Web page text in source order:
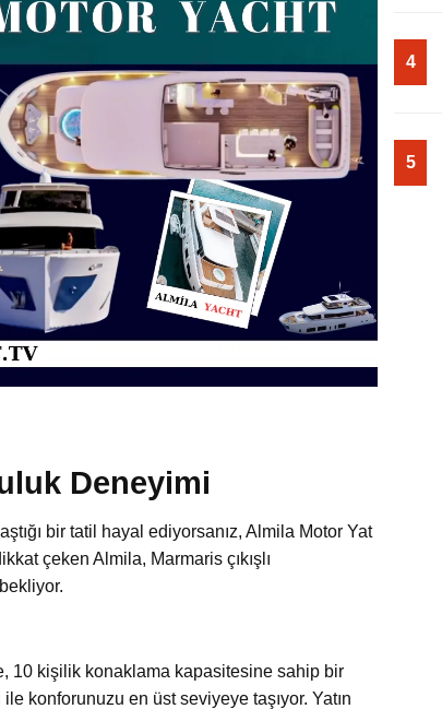
Deneyimi
bir tatil hayal ediyorsanız, Almila Motor Yat
çeken Almila, Marmaris çıkışlı
10 kişilik konaklama kapasitesine sahip bir
konforunuzu en üst seviyeye taşıyor. Yatın
4
5